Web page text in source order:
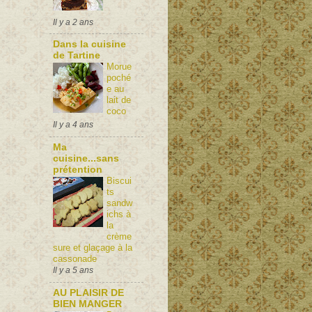
Il y a 2 ans
Dans la cuisine
de Tartine
Morue
poché
e au
lait de
coco
Il y a 4 ans
Ma
cuisine...sans
prétention
Biscui
ts
sandw
ichs à
la
crème
sure et glaçage à la
cassonade
Il y a 5 ans
AU PLAISIR DE
BIEN MANGER